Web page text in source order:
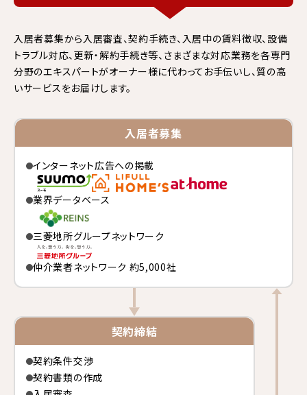
入居者募集から入居審査、契約手続き、入居中の賃料徴収、設備
トラブル対応、更新・解約手続き等、さまざまな対応業務を各専門
分野のエキスパートがオーナー様に代わってお手伝いし、質の高
いサービスをお届けします。
入居者募集
インターネット広告への掲載
業界データベース
三菱地所グループネットワーク
仲介業者ネットワーク 約5,000社
契約締結
契約条件交渉
契約書類の作成